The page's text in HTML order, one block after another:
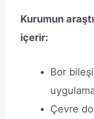
Kurumun
içerir:
Bor
Çevre